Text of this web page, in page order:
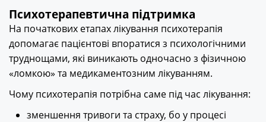
Психотерапевтична підтримка
На початкових етапах лікування психотерапія
допомагає пацієнтові впоратися з психологічними
труднощами, які виникають одночасно з фізичною
«ломкою» та медикаментозним лікуванням.
Чому психотерапія потрібна саме під час лікування:
зменшення тривоги та страху, бо у процесі